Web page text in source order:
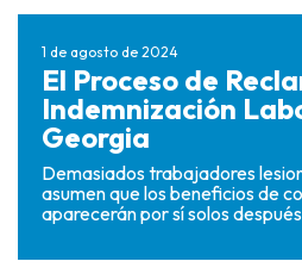
1 de agosto de 2024
El Proceso de
Indemnización
Georgia
Demasiados trabajadores
asumen que los beneficios de
aparecerán por sí solos